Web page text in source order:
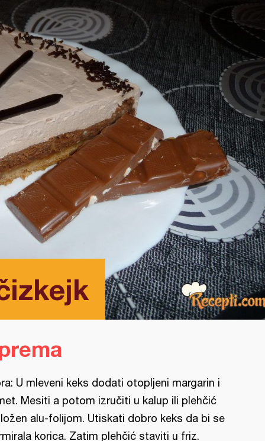
U mleveni keks dodati otopljeni margarin i
Mesiti a potom izručiti u kalup ili plehčić
alu-folijom. Utiskati dobro keks da bi se
korica. Zatim plehčić staviti u friz.